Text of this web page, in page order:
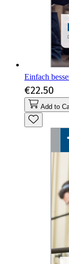
Einfach
€22.50
Add to